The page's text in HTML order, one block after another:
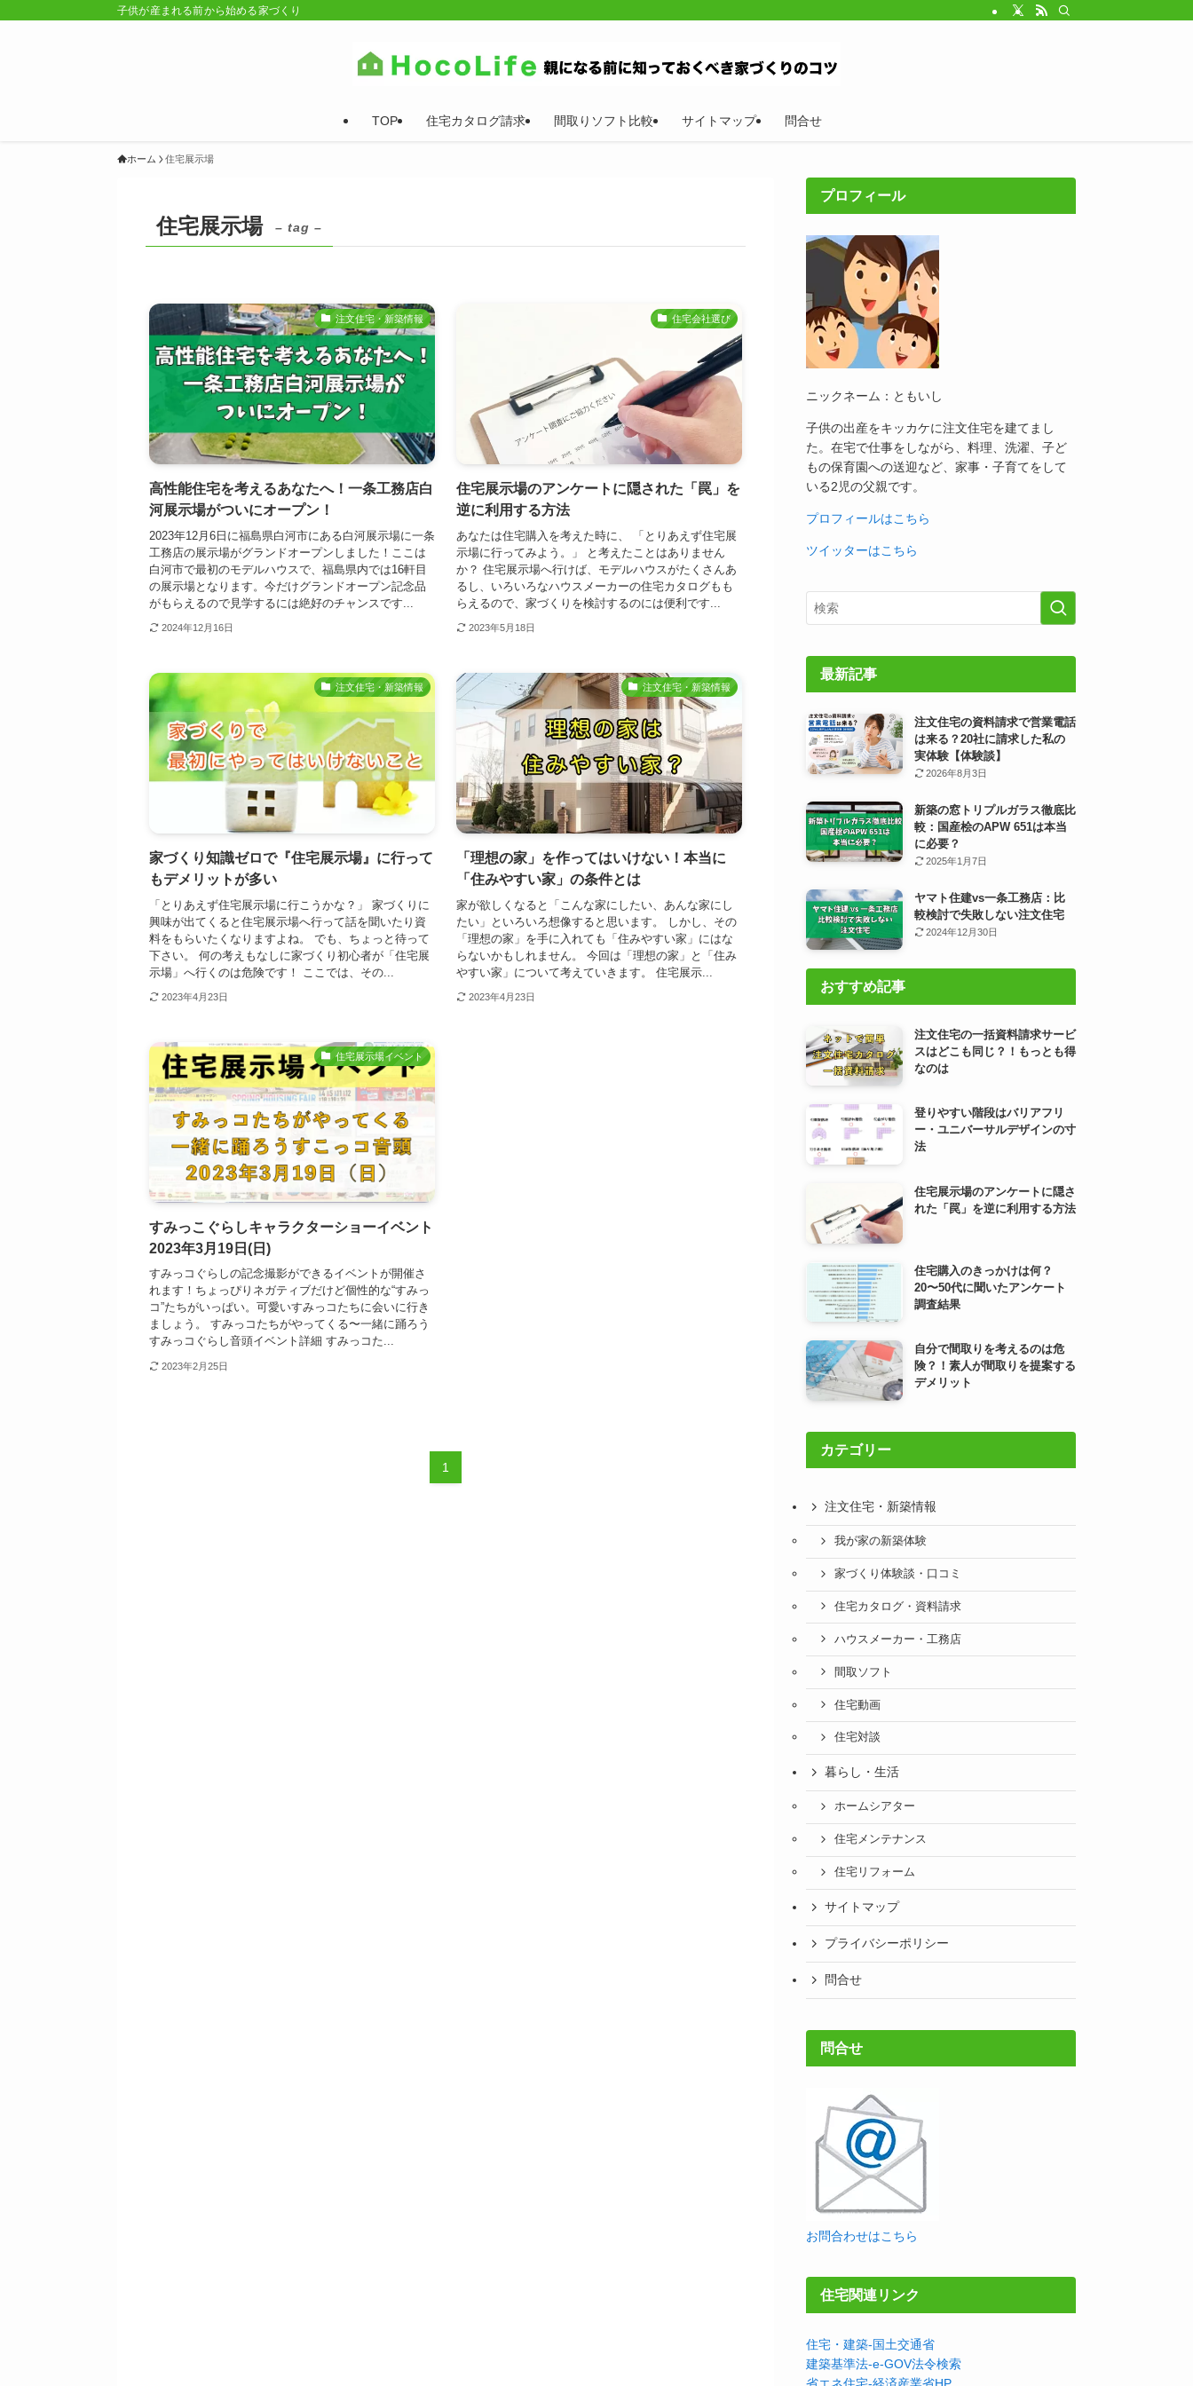
子供が産まれる前から始める家づくり
TOP 住宅カタログ請求 間取りソフト比較 サイトマップ 問合せ
ホーム 住宅展示場
住宅展示場 – tag –
注文住宅・新築情報
高性能住宅を考えるあなたへ！一条工務店白
河展示場がついにオープン！
2023年12月6日に福島県白河市にある白河展示場に一条
工務店の展示場がグランドオープンしました！ここは
白河市で最初のモデルハウスで、福島県内では16軒目
の展示場となります。今だけグランドオープン記念品
がもらえるので見学するには絶好のチャンスです...
2024年12月16日
住宅会社選び
住宅展示場のアンケートに隠された「罠」を
逆に利用する方法
あなたは住宅購入を考えた時に、 「とりあえず住宅展
示場に行ってみよう。」 と考えたことはありません
か？ 住宅展示場へ行けば、モデルハウスがたくさんあ
るし、いろいろなハウスメーカーの住宅カタログもも
らえるので、家づくりを検討するのには便利です...
2023年5月18日
注文住宅・新築情報
家づくり知識ゼロで『住宅展示場』に行って
もデメリットが多い
「とりあえず住宅展示場に行こうかな？」 家づくりに
興味が出てくると住宅展示場へ行って話を聞いたり資
料をもらいたくなりますよね。 でも、ちょっと待って
下さい。 何の考えもなしに家づくり初心者が「住宅展
示場」へ行くのは危険です！ ここでは、その...
2023年4月23日
注文住宅・新築情報
「理想の家」を作ってはいけない！本当に
「住みやすい家」の条件とは
家が欲しくなると「こんな家にしたい、あんな家にし
たい」といろいろ想像すると思います。 しかし、その
「理想の家」を手に入れても「住みやすい家」にはな
らないかもしれません。 今回は「理想の家」と「住み
やすい家」について考えていきます。 住宅展示...
2023年4月23日
住宅展示場イベント
すみっこぐらしキャラクターショーイベント
2023年3月19日(日)
すみっコぐらしの記念撮影ができるイベントが開催さ
れます！ちょっぴりネガティブだけど個性的な“すみっ
コ”たちがいっぱい。可愛いすみっコたちに会いに行き
ましょう。 すみっコたちがやってくる〜一緒に踊ろう
すみっコぐらし音頭イベント詳細 すみっコた...
2023年2月25日
1
プロフィール
ニックネーム：ともいし
子供の出産をキッカケに注文住宅を建てまし
た。在宅で仕事をしながら、料理、洗濯、子ど
もの保育園への送迎など、家事・子育てをして
いる2児の父親です。
プロフィールはこちら
ツイッターはこちら
最新記事
注文住宅の資料請求で営業電話
は来る？20社に請求した私の
実体験【体験談】
2026年8月3日
新築の窓トリプルガラス徹底比
較：国産桧のAPW 651は本当
に必要？
2025年1月7日
ヤマト住建vs一条工務店：比
較検討で失敗しない注文住宅
2024年12月30日
おすすめ記事
注文住宅の一括資料請求サービ
スはどこも同じ？！もっとも得
なのは
登りやすい階段はバリアフリ
ー・ユニバーサルデザインの寸
法
住宅展示場のアンケートに隠さ
れた「罠」を逆に利用する方法
住宅購入のきっかけは何？
20〜50代に聞いたアンケート
調査結果
自分で間取りを考えるのは危
険？！素人が間取りを提案する
デメリット
カテゴリー
注文住宅・新築情報
我が家の新築体験
家づくり体験談・口コミ
住宅カタログ・資料請求
ハウスメーカー・工務店
間取ソフト
住宅動画
住宅対談
暮らし・生活
ホームシアター
住宅メンテナンス
住宅リフォーム
サイトマップ
プライバシーポリシー
問合せ
問合せ
お問合わせはこちら
住宅関連リンク
住宅・建築-国土交通省
建築基準法-e-GOV法令検索
省エネ住宅-経済産業省HP